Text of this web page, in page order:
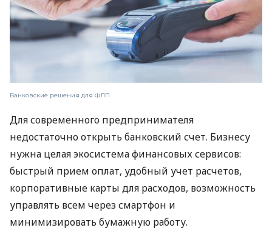
Банковские решения для ФЛП
Для современного предпринимателя
недостаточно открыть банковский счет. Бизнесу
нужна целая экосистема финансовых сервисов:
быстрый прием оплат, удобный учет расчетов,
корпоративные карты для расходов, возможность
управлять всем через смартфон и
минимизировать бумажную работу.